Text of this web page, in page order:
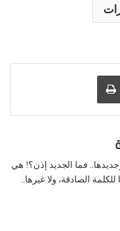
البريد طباعة
وجديدها.. فما الجديد إذن؟! هي
الصادقة، ولا غيرها..